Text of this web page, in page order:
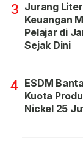
3 Jurang
Keuangan
Pelajar di
Sejak Dini
4 ESDM
Kuota
Nickel 25